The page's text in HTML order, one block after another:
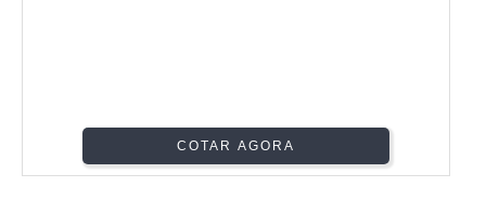
COTAR AGORA